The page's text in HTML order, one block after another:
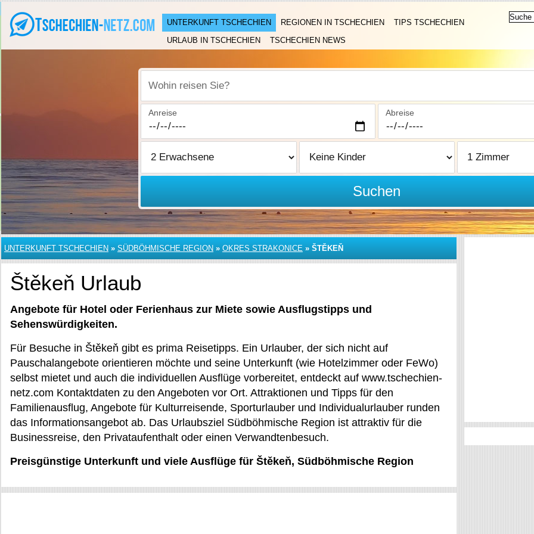
UNTERKUNFT TSCHECHIEN REGIONEN IN TSCHECHIEN
TIPS TSCHECHIEN
URLAUB IN TSCHECHIEN
TSCHECHIEN NEWS
Wohin reisen Sie?
Anreise Abreise
Suchen
UNTERKUNFT TSCHECHIEN » SÜDBÖHMISCHE REGION » OKRES STRAKONICE » ŠTĚKEŇ
Štěkeň Urlaub
Angebote für Hotel oder Ferienhaus zur Miete sowie Ausflugstipps und
Sehenswürdigkeiten.
Für Besuche in Štěkeň gibt es prima Reisetipps. Ein Urlauber, der sich nicht auf
Pauschalangebote orientieren möchte und seine Unterkunft (wie Hotelzimmer oder FeWo)
selbst mietet und auch die individuellen Ausflüge vorbereitet, entdeckt auf www.tschechien-
netz.com Kontaktdaten zu den Angeboten vor Ort. Attraktionen und Tipps für den
Familienausflug, Angebote für Kulturreisende, Sporturlauber und Individualurlauber runden
das Informationsangebot ab. Das Urlaubsziel Südböhmische Region ist attraktiv für die
Businessreise, den Privataufenthalt oder einen Verwandtenbesuch.
Preisgünstige Unterkunft und viele Ausflüge für Štěkeň, Südböhmische Region